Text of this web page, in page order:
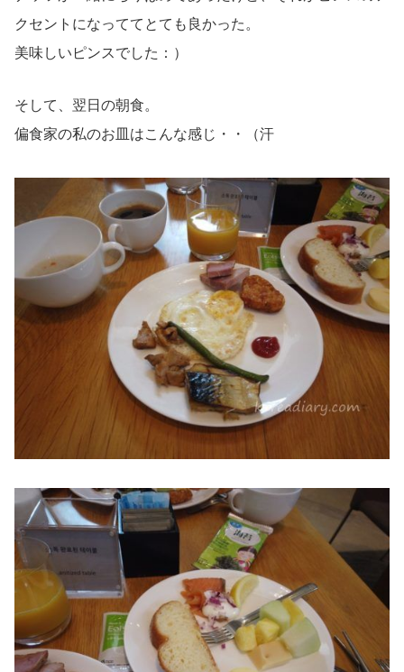
クセントになっててとても良かった。
美味しいピンスでした：）
そして、翌日の朝食。
偏食家の私のお皿はこんな感じ・・（汗